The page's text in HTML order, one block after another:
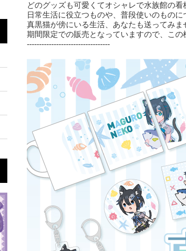
どのグッズも可愛くてオシャレで水族館の
日常生活に役立つものや、普段使いのものに
真黒猫が傍にいる生活、あなたも送ってみま
期間限定での販売となっていますので、この
----------------------------------